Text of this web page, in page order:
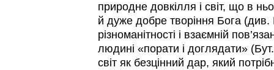
природне довкілля і світ, що в
й дуже добре творіння Бога (див.
різноманітності і взаємній
людині «порати і доглядати»
світ як безцінний дар, який